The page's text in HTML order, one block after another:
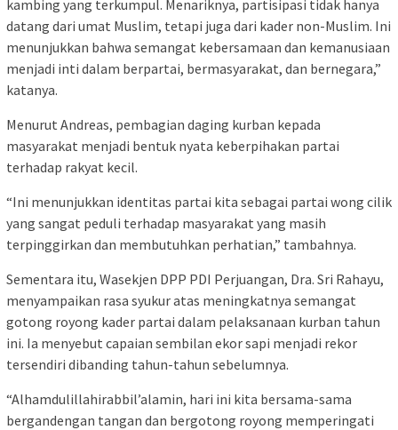
kambing yang terkumpul. Menariknya, partisipasi tidak hanya
datang dari umat Muslim, tetapi juga dari kader non-Muslim. Ini
menunjukkan bahwa semangat kebersamaan dan kemanusiaan
menjadi inti dalam berpartai, bermasyarakat, dan bernegara,”
katanya.
Menurut Andreas, pembagian daging kurban kepada
masyarakat menjadi bentuk nyata keberpihakan partai
terhadap rakyat kecil.
“Ini menunjukkan identitas partai kita sebagai partai wong cilik
yang sangat peduli terhadap masyarakat yang masih
terpinggirkan dan membutuhkan perhatian,” tambahnya.
Sementara itu, Wasekjen DPP PDI Perjuangan, Dra. Sri Rahayu,
menyampaikan rasa syukur atas meningkatnya semangat
gotong royong kader partai dalam pelaksanaan kurban tahun
ini. Ia menyebut capaian sembilan ekor sapi menjadi rekor
tersendiri dibanding tahun-tahun sebelumnya.
“Alhamdulillahirabbil’alamin, hari ini kita bersama-sama
bergandengan tangan dan bergotong royong memperingati